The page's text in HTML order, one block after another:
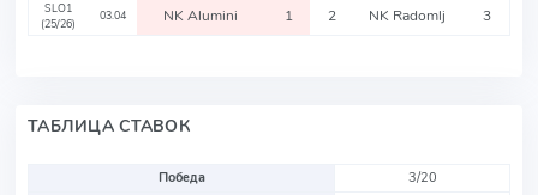
SLO1
(25/26)
03.04 NK Alumini 1 2 NK Radomlj 3
ТАБЛИЦА СТАВОК
Победа
3/20